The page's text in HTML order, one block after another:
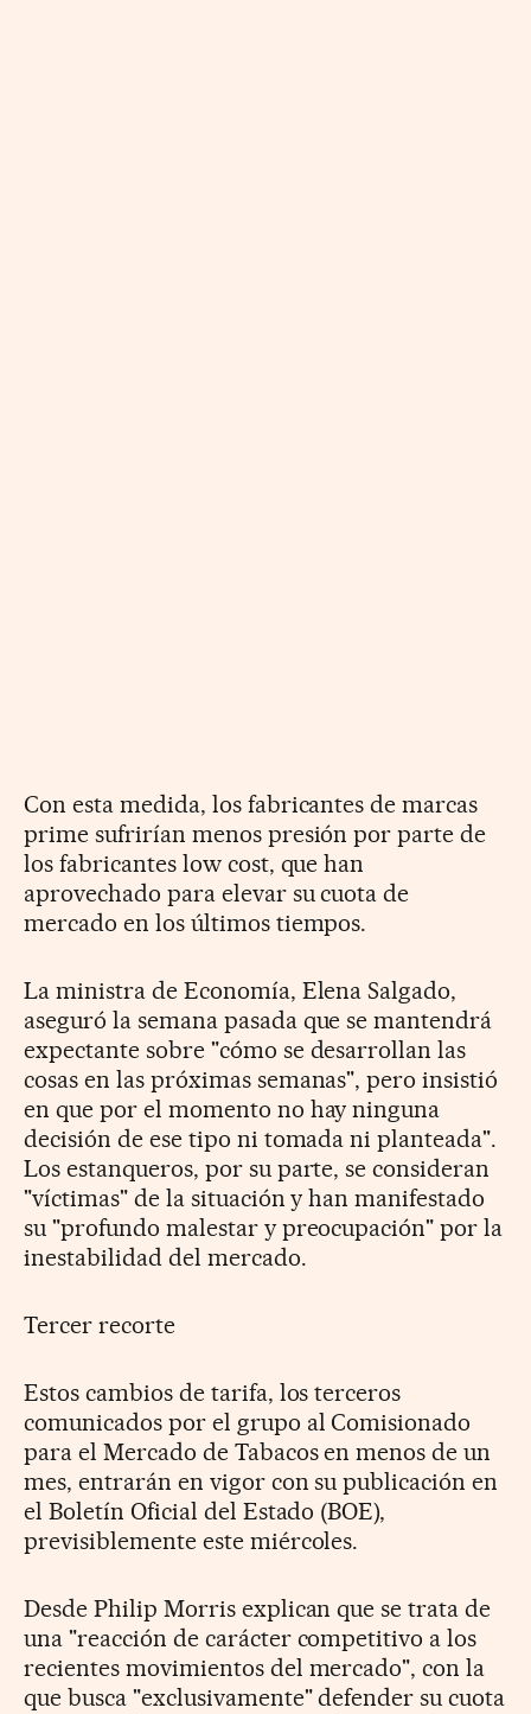
Con esta medida, los fabricantes de marcas
prime sufrirían menos presión por parte de
los fabricantes low cost, que han
aprovechado para elevar su cuota de
mercado en los últimos tiempos.
La ministra de Economía, Elena Salgado,
aseguró la semana pasada que se mantendrá
expectante sobre "cómo se desarrollan las
cosas en las próximas semanas", pero insistió
en que por el momento no hay ninguna
decisión de ese tipo ni tomada ni planteada".
Los estanqueros, por su parte, se consideran
"víctimas" de la situación y han manifestado
su "profundo malestar y preocupación" por la
inestabilidad del mercado.
Tercer recorte
Estos cambios de tarifa, los terceros
comunicados por el grupo al Comisionado
para el Mercado de Tabacos en menos de un
mes, entrarán en vigor con su publicación en
el Boletín Oficial del Estado (BOE),
previsiblemente este miércoles.
Desde Philip Morris explican que se trata de
una "reacción de carácter competitivo a los
recientes movimientos del mercado", con la
que busca "exclusivamente" defender su cuota